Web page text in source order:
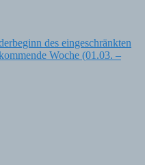
des eingeschränkten
Woche (01.03. –